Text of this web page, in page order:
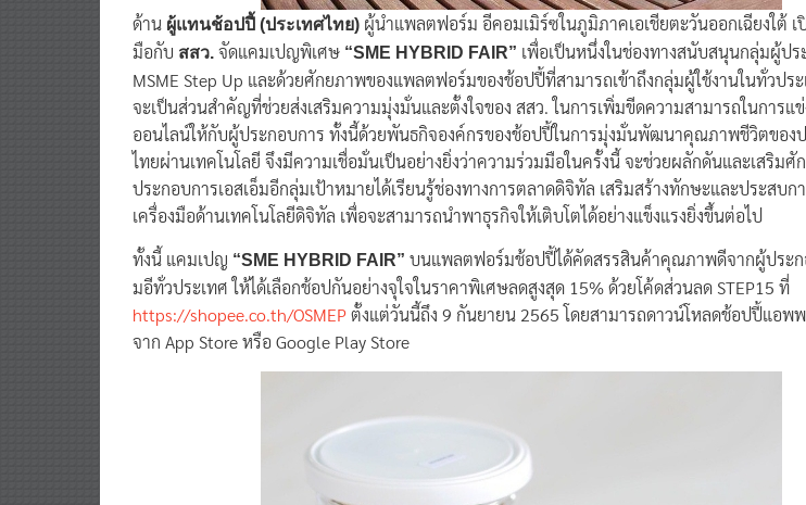
ด้าน ผู้แทนช้อปปี้ (ประเทศไทย) ผู้นำแพลตฟอร์ม อีคอมเมิร์ซในภูมิภาคเอเชียตะวันออกเฉียงใต้ เ
มือกับ สสว. จัดแคมเปญพิเศษ “SME HYBRID FAIR” เพื่อเป็นหนึ่งในช่องทางสนับสนุนกลุ่มผู้ปร
MSME Step Up และด้วยศักยภาพของแพลตฟอร์มของช้อปปี้ที่สามารถเข้าถึงกลุ่มผู้ใช้งานในทั่วประ
จะเป็นส่วนสำคัญที่ช่วยส่งเสริมความมุ่งมั่นและตั้งใจของ สสว. ในการเพิ่มขีดความสามารถในการแ
ออนไลน์ให้กับผู้ประกอบการ ทั้งนี้ด้วยพันธกิจองค์กรของช้อปปี้ในการมุ่งมั่นพัฒนาคุณภาพชีวิตของ
ไทยผ่านเทคโนโลยี จึงมีความเชื่อมั่นเป็นอย่างยิ่งว่าความร่วมมือในครั้งนี้ จะช่วยผลักดันและเสริมศั
ประกอบการเอสเอ็มอีกลุ่มเป้าหมายได้เรียนรู้ช่องทางการตลาดดิจิทัล เสริมสร้างทักษะและประสบก
เครื่องมือด้านเทคโนโลยีดิจิทัล เพื่อจะสามารถนำพาธุรกิจให้เติบโตได้อย่างแข็งแรงยิ่งขึ้นต่อไป
ทั้งนี้ แคมเปญ “SME HYBRID FAIR” บนแพลตฟอร์มช้อปปี้ได้คัดสรรสินค้าคุณภาพดีจากผู้ประก
มอีทั่วประเทศ ให้ได้เลือกช้อปกันอย่างจุใจในราคาพิเศษลดสูงสุด 15% ด้วยโค้ดส่วนลด STEP15 ที่
https://shopee.co.th/OSMEPตั้งแต่วันนี้ถึง 9 กันยายน 2565 โดยสามารถดาวน์โหลดช้อปปี้แอพ
จาก App Store หรือ Google Play Store